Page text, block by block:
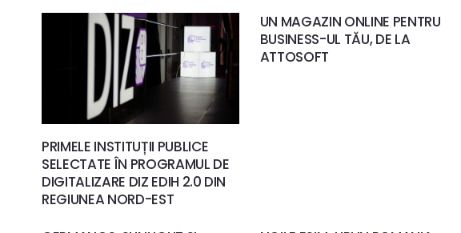
PRIMELE INSTITUȚII PUBLICE
SELECTATE ÎN PROGRAMUL DE
DIGITALIZARE DIZ EDIH 2.0 DIN
REGIUNEA NORD-EST
UN MAGAZIN ONLINE PENTRU
BUSINESS-UL TĂU, DE LA
ATTOSOFT